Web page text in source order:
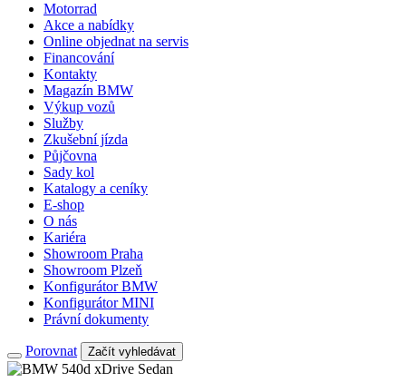
Motorrad
Akce a nabídky
Online objednat na servis
Financování
Kontakty
Magazín BMW
Výkup vozů
Služby
Zkušební jízda
Půjčovna
Sady kol
Katalogy a ceníky
E-shop
O nás
Kariéra
Showroom Praha
Showroom Plzeň
Konfigurátor BMW
Konfigurátor MINI
Právní dokumenty
Porovnat Začít vyhledávat